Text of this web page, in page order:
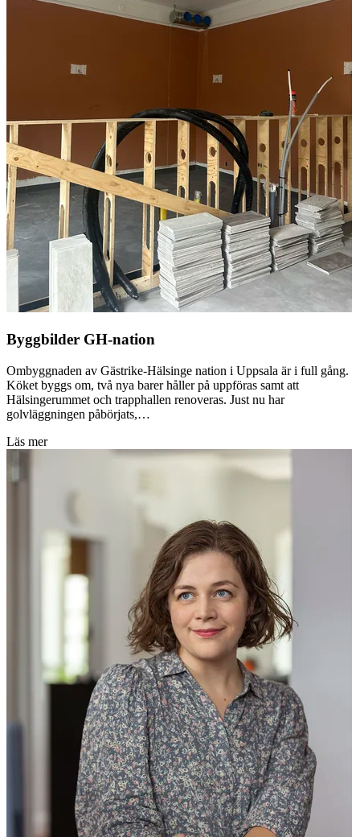
Byggbilder GH-nation
Ombyggnaden av Gästrike-Hälsinge nation i Uppsala är i full gång.
Köket byggs om, två nya barer håller på uppföras samt att
Hälsingerummet och trapphallen renoveras. Just nu har
golvläggningen påbörjats,…
Läs mer